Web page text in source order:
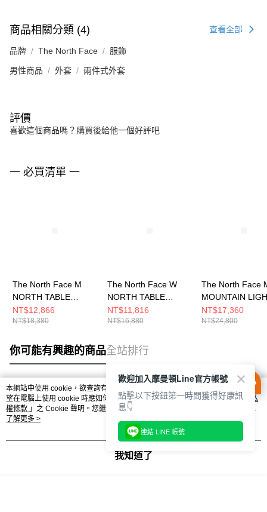
商品相關分類 (4) 查看全部
品牌 The North Face 服飾
男性商品 外套 兩件式外套
評價
喜歡這個商品嗎？購買後給他一個好評吧
一 必買清單 一
The North Face M
NORTH TABLE
DOWN TRICLIMATE
JACKET - A 男 兩件式
NT$12,866
NT$18,380
The North Face W
NORTH TABLE
DOWN TRICLIMATE -
AP 女 兩件式外套
NT$11,816
NT$16,880
The North Face
MOUNTAIN
TRICLIMATE
JACKET - 男 兩
NT$17,360
NT$24,800
你可能有興趣的商品全站排行
熱門標籤
本網站中使用 cookie，欲查詢有關本網站使用 cookie 方式之詳情，及若您不希
望在電腦上使用 cookie 時應如何變更電腦的 cookie 設定，請參閱本網站「
隱私
權條款 」之 Cookie 聲明。您繼續使用本網站即表示您同意本公司得按本網站使
用條款之 Cookie 聲明使用 cookie。
了解更多 >
我知道了
歡迎加入摩曼頓Line官方帳號
點擊以下按鈕第一時間獲得好康訊
息👇
連結 LINE 帳號